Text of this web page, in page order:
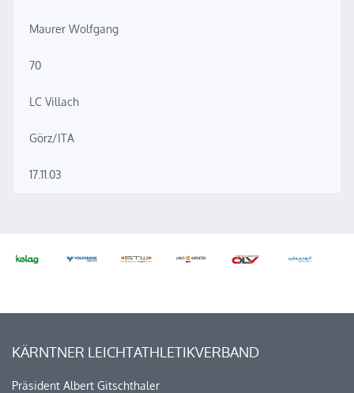
Maurer Wolfgang
70
LC Villach
Görz/ITA
17.11.03
KÄRNTNER LEICHTATHLETIKVERBAND
Präsident Albert Gitschthaler